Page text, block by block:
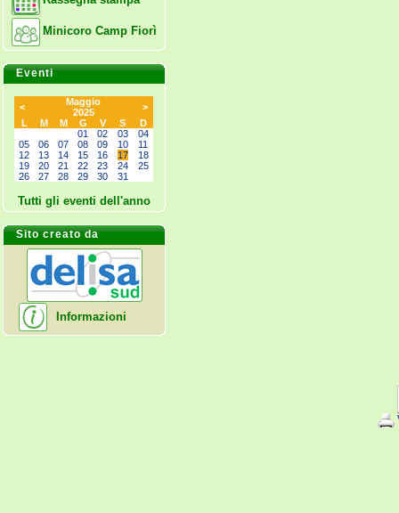
Minicoro Camp Fiorì
Eventi
<
Maggio
2025
>
L
M M G V S
D
01 02 03
04
05
06 07 08 09 10
11
12
13 14 15 16 17
18
19
20 21 22 23 24
25
26
27 28 29 30 31
Tutti gli eventi dell'anno
Sito creato da
Informazioni